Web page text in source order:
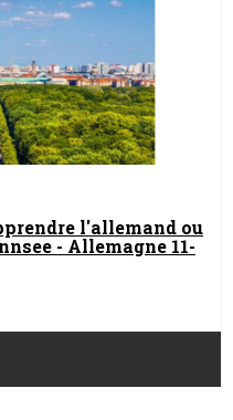
l'allemand ou
- Allemagne 11-